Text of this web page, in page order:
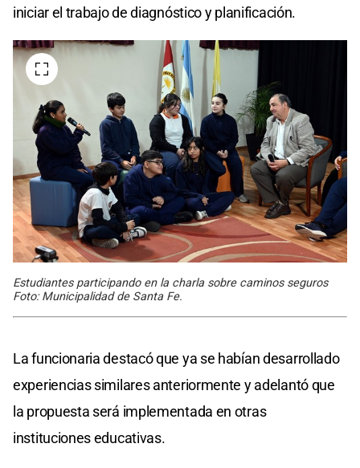
iniciar el trabajo de diagnóstico y planificación.
Estudiantes participando en la charla sobre caminos seguros
Foto: Municipalidad de Santa Fe.
La funcionaria destacó que ya se habían desarrollado
experiencias similares anteriormente y adelantó que
la propuesta será implementada en otras
instituciones educativas.